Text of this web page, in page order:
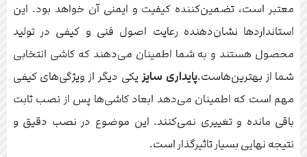
معتبر است، تضمین‌کننده کیفیت و ایمنی آن خواهد بود. این
استانداردها نشان‌دهنده رعایت اصول فنی و کیفی در تولید
محصول هستند و به شما اطمینان می‌دهند که کاشی انتخابی
شما از بهترین‌هاست.پایداری سایزیکی دیگر از ویژگی‌های کیفی
مهم است که اطمینان می‌دهد ابعاد کاشی‌ها پس از نصب ثابت
باقی مانده و تغییری نمی‌کنند. این موضوع در نصب دقیق و
نتیجه نهایی بسیار تاثیرگذار است.